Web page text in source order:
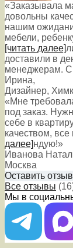
«Заказывала
довольны
нашим
мебели,
[читать далее]
доставили в
менеджерам. С
Ирина,
Дизайнер,
«Мне
под заказ.
себе в
качеством,
далее]ндую!»
Иванова
Москва
Оставить отзыв
Все отзывы
Мы в